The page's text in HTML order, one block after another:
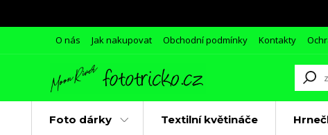
O nás Jak nakupovat Obchodní podmínky Kontakty
Foto dárky Textilní květináče